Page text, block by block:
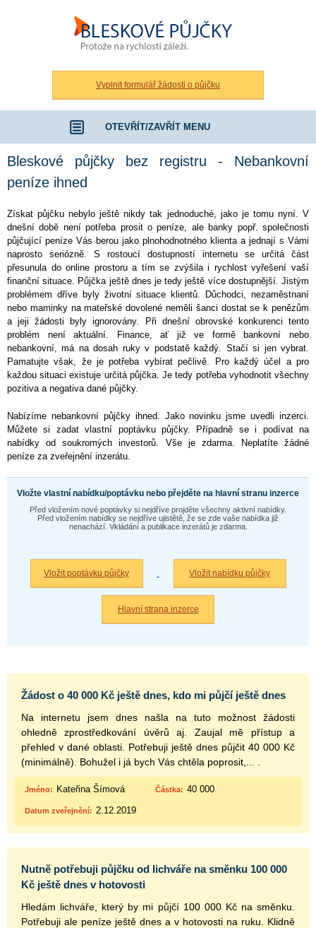
Vyplnit formulář žádosti o půjčku
OTEVŘÍT/ZAVŘÍT MENU
Bleskové půjčky bez registru - Nebankovní
peníze ihned
Získat půjčku nebylo ještě nikdy tak jednoduché, jako je tomu nyní. V
dnešní době není potřeba prosit o peníze, ale banky popř. společnosti
půjčující peníze Vás berou jako plnohodnotného klienta a jednají s Vámi
naprosto seriózně. S rostoucí dostupností internetu se určitá část
přesunula do online prostoru a tím se zvýšila i rychlost vyřešení vaší
finanční situace. Půjčka ještě dnes je tedy ještě více dostupnější. Jistým
problémem dříve byly životní situace klientů. Důchodci, nezaměstnaní
nebo maminky na mateřské dovolené neměli šanci dostat se k penězům
a jeji žádosti byly ignorovány. Při dnešní obrovské konkurenci tento
problém není aktuální. Finance, ať již ve formě bankovní nebo
nebankovní, má na dosah ruky v podstatě každý. Stačí si jen vybrat.
Pamatujte však, že je potřeba vybírat pečlivě. Pro každý účel a pro
každou situaci existuje určitá půjčka. Je tedy potřeba vyhodnotit všechny
pozitiva a negativa dané půjčky.
Nabízíme nebankovní půjčky ihned. Jako novinku jsme uvedli inzerci.
Můžete si zadat vlastní poptávku půjčky. Případně se i podívat na
nabídky od soukromých investorů. Vše je zdarma. Neplatíte žádné
peníze za zveřejnění inzerátu.
Vložte vlastní nabídku/poptávku nebo přejděte na hlavní stranu inzerce
Před vložením nové poptávky si nejdříve projděte všechny aktivní nabídky.
Před vložením nabídky se nejdříve ujistětě, že se zde vaše nabídka již
nenachází. Vkládání a publikace inzerátů je zdarma.
Vložit poptávku půjčky Vložit nabídku půjčky
Hlavní strana inzerce
Žádost o 40 000 Kč ještě dnes, kdo mi půjčí ještě dnes
Na internetu jsem dnes našla na tuto možnost žádosti
ohledně zprostředkování úvěrů aj. Zaujal mě přístup a
přehled v dané oblasti. Potřebuji ještě dnes půjčit 40 000 Kč
(minimálně). Bohužel i já bych Vás chtěla poprosit,... .
Jméno: Kateřina Šímová Částka: 40 000
Datum zveřejnění: 2.12.2019
Nutně potřebuji půjčku od lichváře na směnku 100 000
Kč ještě dnes v hotovosti
Hledám lichváře, který by mi půjčí 100 000 Kč na směnku.
Potřebuji ale peníze ještě dnes a v hotovosti na ruku. Klidně